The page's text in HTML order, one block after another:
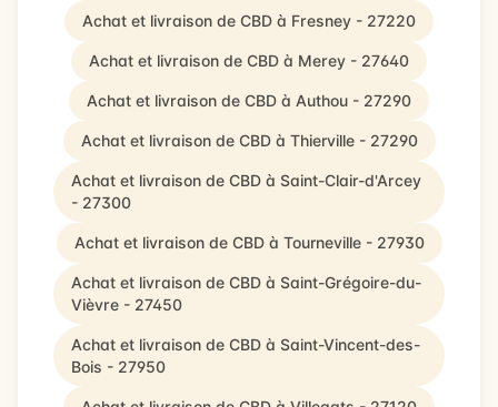
Achat et livraison de CBD à Fresney - 27220
Achat et livraison de CBD à Merey - 27640
Achat et livraison de CBD à Authou - 27290
Achat et livraison de CBD à Thierville - 27290
Achat et livraison de CBD à Saint-Clair-d'Arcey
- 27300
Achat et livraison de CBD à Tourneville - 27930
Achat et livraison de CBD à Saint-Grégoire-du-
Vièvre - 27450
Achat et livraison de CBD à Saint-Vincent-des-
Bois - 27950